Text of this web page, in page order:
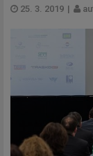
25. 3. 2019 |